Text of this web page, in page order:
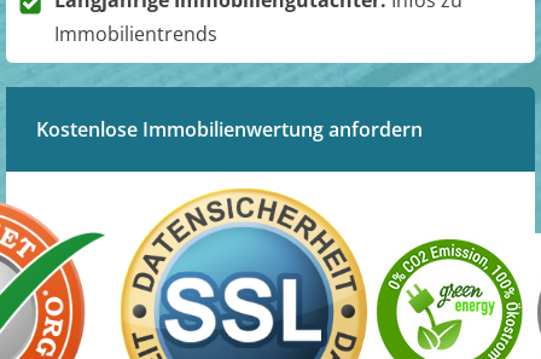
Immobilientrends
Kostenlose Immobilienwertung anfordern